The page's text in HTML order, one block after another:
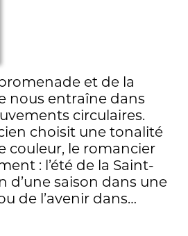
et de la
nous entraîne dans
circulaires.
choisit une tonalité
couleur, le romancier
: l’été de la Saint-
d’une saison dans une
de l’avenir dans…